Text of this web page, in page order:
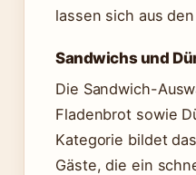
lassen sich aus
Sandwichs und
Die Sandwich-
Fladenbrot sowie
Kategorie bildet
Gäste, die ein